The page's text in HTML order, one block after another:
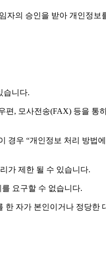
자의 승인을 받아 개인정보
습니다.
, 모사전송(FAX) 등을 통
우 “개인정보 처리 방법에
가 제한 될 수 있습니다.
요구할 수 없습니다.
자가 본인이거나 정당한